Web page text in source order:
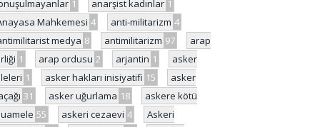
1 anarşist kadınlar 1
Mahkemesi 4 anti-militarizm 4
medya 8 antimilitarizm 97
arap
1 arap ordusu 2 arjantin 1
asker
1 asker hakları inisiyatifi 15
asker
31 asker uğurlama 18
askere kötü
55 askeri cezaevi 4
Askeri